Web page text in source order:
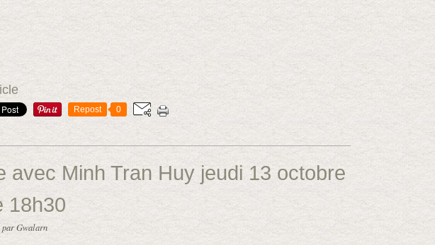
Repost 0
avec Minh Tran Huy jeudi 13 octobre
18h30
par Gwalarn